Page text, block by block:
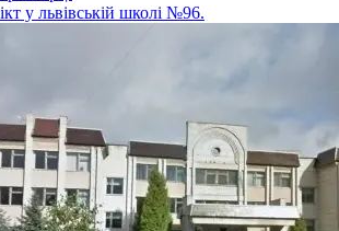
у львівській школі №96.